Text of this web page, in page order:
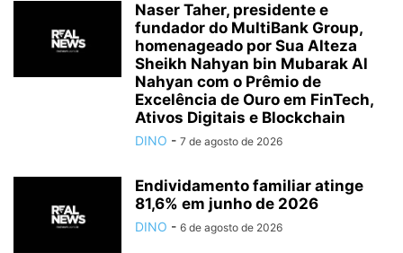
Naser Taher, presidente e
fundador do MultiBank Group,
homenageado por Sua Alteza
Sheikh Nahyan bin Mubarak Al
Nahyan com o Prêmio de
Excelência de Ouro em FinTech,
Ativos Digitais e Blockchain
DINO - 7 de agosto de 2026
Endividamento familiar atinge
81,6% em junho de 2026
DINO - 6 de agosto de 2026